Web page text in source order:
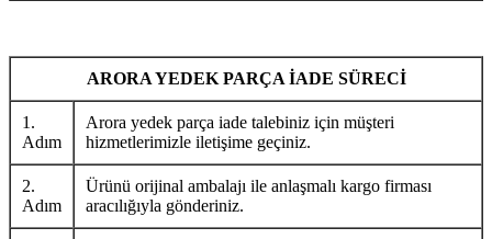
ARORA YEDEK PARÇA İADE SÜRECİ
1.
Adım
Arora yedek parça iade talebiniz için müşteri
hizmetlerimizle iletişime geçiniz.
2.
Adım
Ürünü orijinal ambalajı ile anlaşmalı kargo firması
aracılığıyla gönderiniz.